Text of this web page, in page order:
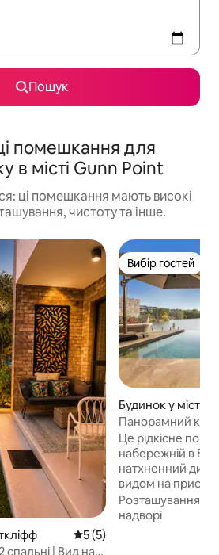
Пошук
помешкання для
в місті Gunn Point
ці помешкання мають високі
чистоту та інше.
Середня оцінка: 5 з 5,
5 (5)
| Вид на
Вибір гостей
Вибір гостей
Будинок у місті
Панорамний
набережній
Це рідкісне
набережній в
натхненний
видом на
вітальня
свіжому повітрі,
Розташування
надворі